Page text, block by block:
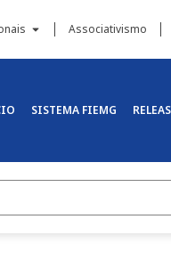
Associativismo
SISTEMA FIEMG